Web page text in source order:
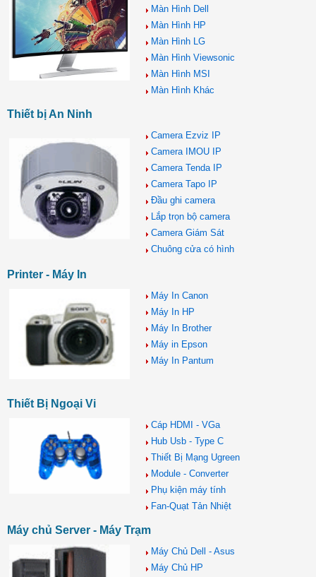
Màn Hình Dell
Màn Hình HP
Màn Hình LG
Màn Hình Viewsonic
Màn Hình MSI
Màn Hình Khác
Thiết bị An Ninh
Camera Ezviz IP
Camera IMOU IP
Camera Tenda IP
Camera Tapo IP
Đầu ghi camera
Lắp trọn bộ camera
Camera Giám Sát
Chuông cửa có hình
Printer - Máy In
Máy In Canon
Máy In HP
Máy In Brother
Máy in Epson
Máy In Pantum
Thiết Bị Ngoại Vi
Cáp HDMI - VGa
Hub Usb - Type C
Thiết Bị Mạng Ugreen
Module - Converter
Phụ kiện máy tính
Fan-Quạt Tản Nhiệt
Máy chủ Server - Máy Trạm
Máy Chủ Dell - Asus
Máy Chủ HP